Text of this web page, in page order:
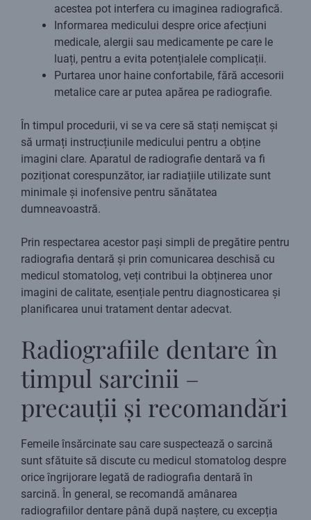
acestea pot interfera cu imaginea radiografică.
Informarea medicului despre orice afecțiuni
medicale, alergii sau medicamente pe care le
luați, pentru a evita potențialele complicații.
Purtarea unor haine confortabile, fără accesorii
metalice care ar putea apărea pe radiografie.
În timpul procedurii, vi se va cere să stați nemișcat și
să urmați instrucțiunile medicului pentru a obține
imagini clare. Aparatul de radiografie dentară va fi
poziționat corespunzător, iar radiațiile utilizate sunt
minimale și inofensive pentru sănătatea
dumneavoastră.
Prin respectarea acestor pași simpli de pregătire pentru
radiografia dentară și prin comunicarea deschisă cu
medicul stomatolog, veți contribui la obținerea unor
imagini de calitate, esențiale pentru diagnosticarea și
planificarea unui tratament dentar adecvat.
Radiografiile dentare în
timpul sarcinii –
precauții și recomandări
Femeile însărcinate sau care suspectează o sarcină
sunt sfătuite să discute cu medicul stomatolog despre
orice îngrijorare legată de radiografia dentară în
sarcină. În general, se recomandă amânarea
radiografiilor dentare până după naștere, cu excepția